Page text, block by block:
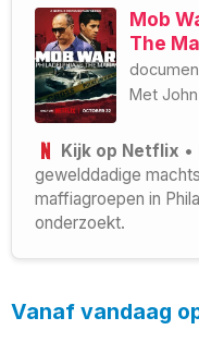
Mob
The
Met
Kijk op Netflix •
gewelddadige
maffiagroepen in
onderzoekt.
Vanaf vandaag